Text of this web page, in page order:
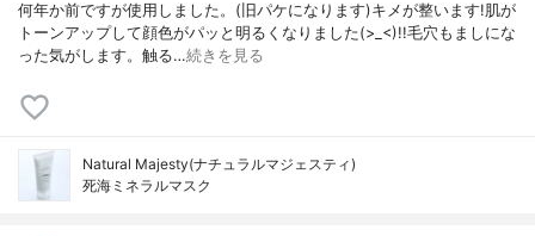
何年か前ですが使用しました。(旧パケになります)キメが整います!肌が
トーンアップして顔色がパッと明るくなりました(>_<)!!毛穴もましにな
った気がします。触る…続きを見る
Natural Majesty(ナチュラルマジェスティ)
死海ミネラルマスク